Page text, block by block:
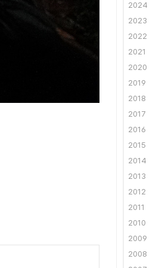
2024
2023
2022
2021
2020
2019
2018
2017
2016
2015
2014
2013
2012
2011
2010
2009
2008